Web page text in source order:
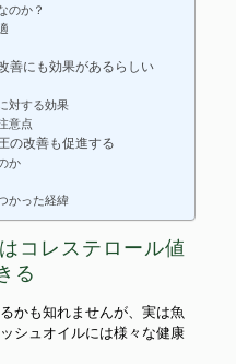
のか？
善にも効果があるらしい
対する効果
意点
の改善も促進する
か
かった経緯
コレステロール値
る
かも知れませんが、実は魚
シュオイルには様々な健康